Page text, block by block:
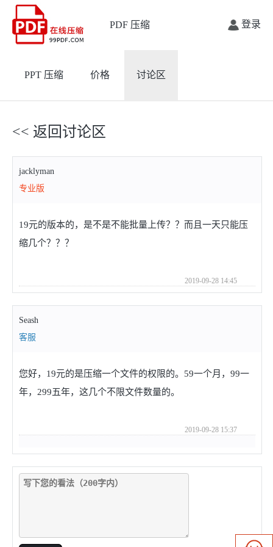
登录
PDF 压缩
PPT 压缩 价格 讨论区
<< 返回讨论区
jacklyman
专业版
19元的版本的，是不是不能批量上传？？而且一天只能压
缩几个？？？
2019-09-28 14:45
Seash
客服
您好，19元的是压缩一个文件的权限的。59一个月，99一
年，299五年，这几个不限文件数量的。
2019-09-28 15:37